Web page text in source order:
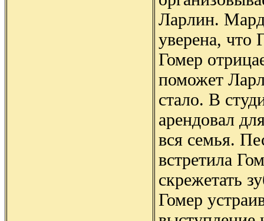
Ларлин.
уверена, что
Гомер
поможет
стало. В
арендовал
вся семья.
встретила
скрежетать
Гомер